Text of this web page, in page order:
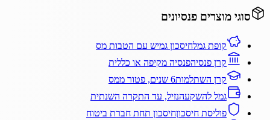
סוגי מוצרים פנסיונים
קופת גמלחיסכון גמיש עם הטבות מס
קרן פנסיהפנסיה מקיפה או כללית
קרן השתלמות6 שנים, פטור ממס
גמל להשקעהנזיל, עד התקרה השנתית
פוליסת חיסכוןחיסכון תחת חברת ביטוח